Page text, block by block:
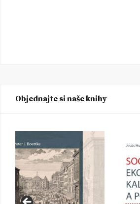
Objednajte si naše knihy